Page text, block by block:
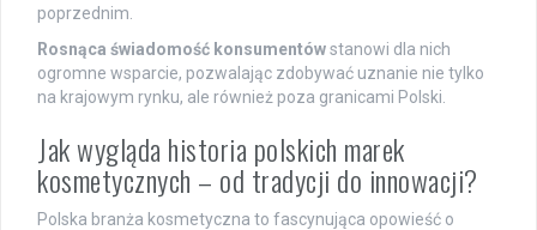
poprzednim.
Rosnąca świadomość konsumentówstanowi dla nich
ogromne wsparcie, pozwalając zdobywać uznanie nie tylko
na krajowym rynku, ale również poza granicami Polski.
Jak wygląda historia polskich marek
kosmetycznych – od tradycji do innowacji?
Polska branża kosmetyczna to fascynująca opowieść o